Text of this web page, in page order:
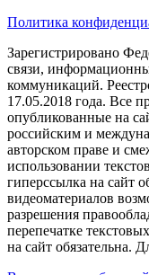
Политика
Зарегистрировано
связи,
коммуникаций.
17.05.2018 года. Все
опубликованные на
российским и
авторском праве и
использовании
гиперссылка на сайт
видеоматериалов
разрешения
перепечатке
на сайт обязательна.